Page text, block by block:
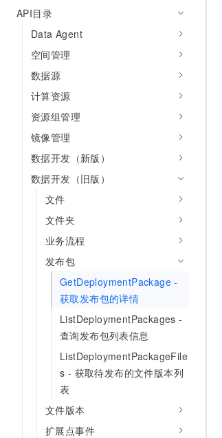
API目录
Data Agent
空间管理
数据源
计算资源
资源组管理
镜像管理
数据开发（新版）
数据开发（旧版）
文件
文件夹
业务流程
发布包
GetDeploymentPackage -
获取发布包的详情
ListDeploymentPackages -
查询发布包列表信息
ListDeploymentPackageFile
s - 获取待发布的文件版本列
表
文件版本
扩展点事件